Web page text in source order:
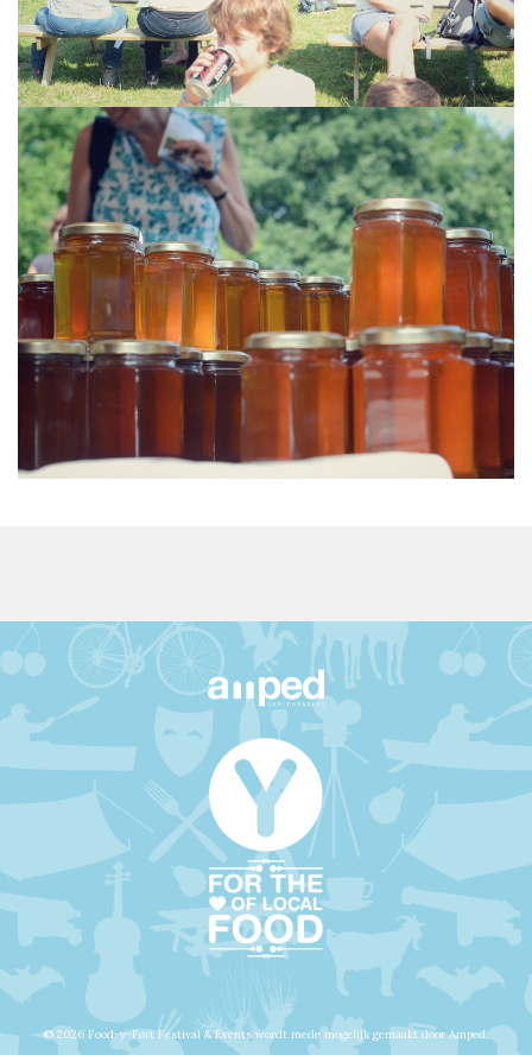
© 2026 Food-y-Fort Festival & Events wordt mede mogelijk gemaakt door Amped.